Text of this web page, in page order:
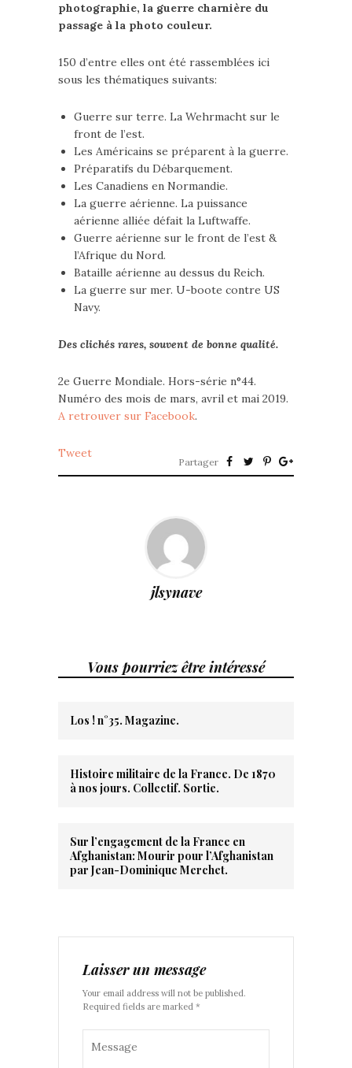
photographie, la guerre charnière du
passage à la photo couleur.
150 d’entre elles ont été rassemblées ici
sous les thématiques suivants:
Guerre sur terre. La Wehrmacht sur le
front de l’est.
Les Américains se préparent à la guerre.
Préparatifs du Débarquement.
Les Canadiens en Normandie.
La guerre aérienne. La puissance
aérienne alliée défait la Luftwaffe.
Guerre aérienne sur le front de l’est &
l’Afrique du Nord.
Bataille aérienne au dessus du Reich.
La guerre sur mer. U-boote contre US
Navy.
Des clichés rares, souvent de bonne qualité.
2e Guerre Mondiale. Hors-série n°44.
Numéro des mois de mars, avril et mai 2019.
A retrouver sur Facebook.
Tweet
Partager
jlsynave
Vous pourriez être intéressé
Los ! n°35. Magazine.
Histoire militaire de la France. De 1870
à nos jours. Collectif. Sortie.
Sur l’engagement de la France en
Afghanistan: Mourir pour l’Afghanistan
par Jean-Dominique Merchet.
Laisser un message
Your email address will not be published.
Required fields are marked *